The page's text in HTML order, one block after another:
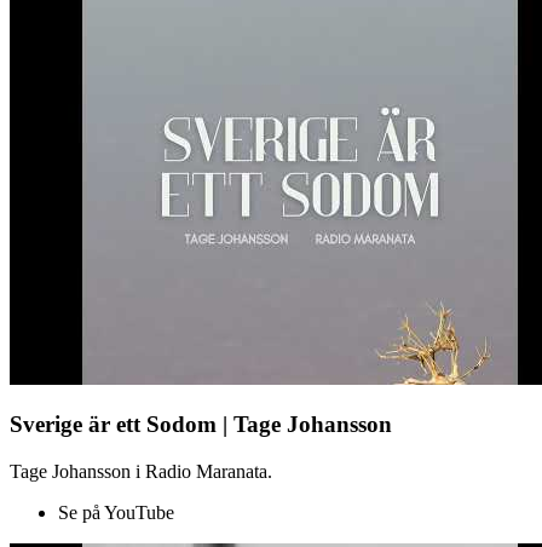
Sverige är ett Sodom | Tage Johansson
Tage Johansson i Radio Maranata.
Se på YouTube